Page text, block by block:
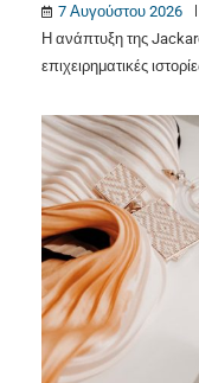
7 Αυγούστου 2026
Η ανάπτυξη της
επιχειρηματικές